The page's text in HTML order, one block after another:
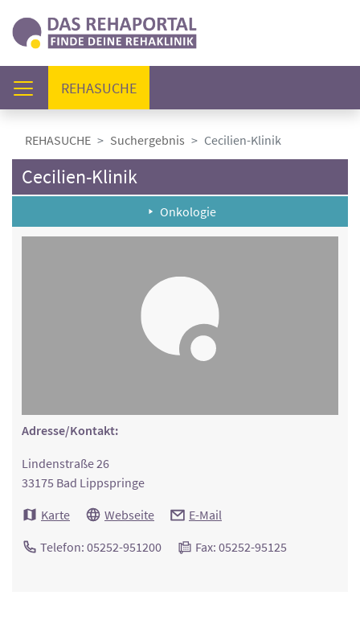
REHASUCHE(AKTUELL)
REHASUCHE Suchergebnis Cecilien-Klinik
Cecilien-Klinik
Onkologie
Adresse/Kontakt:
Lindenstraße 26
33175 Bad Lippspringe
Karte
Webseite E-Mail
Telefon: 05252-951200 Fax: 05252-95125